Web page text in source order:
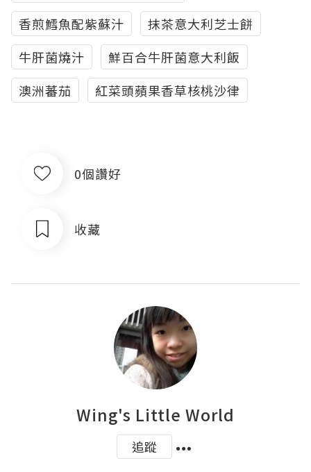
香煎鱈魚配紫蘇汁
抹茶意大利芝士餅
牛肝菌燒汁
鮮百合牛肝菌意大利飯
澳洲蕃茄
紅菜頭蘋果香草核桃沙律
0個讚好
收藏
Wing's Little World
追蹤